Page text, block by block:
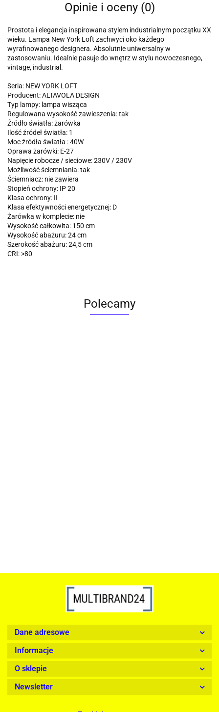
Opinie i oceny (0)
Prostota i elegancja inspirowana stylem industrialnym początku XX
wieku. Lampa New York Loft zachwyci oko każdego
wyrafinowanego designera. Absolutnie uniwersalny w
zastosowaniu. Idealnie pasuje do wnętrz w stylu nowoczesnego,
vintage, industrial.
Seria: NEW YORK LOFT
Producent: ALTAVOLA DESIGN
Typ lampy: lampa wisząca
Regulowana wysokość zawieszenia: tak
Źródło światła: żarówka
Ilość źródeł światła: 1
Moc źródła światła : 40W
Oprawa żarówki: E-27
Napięcie robocze / sieciowe: 230V / 230V
Możliwość ściemniania: tak
Ściemniacz: nie zawiera
Stopień ochrony: IP 20
Klasa ochrony: II
Klasa efektywności energetycznej: D
Żarówka w komplecie: nie
Wysokość całkowita: 150 cm
Wysokość abażuru: 24 cm
Szerokość abażuru: 24,5 cm
CRI: >80
Polecamy
Dane adresowe
Informacje
O sklepie
Newsletter